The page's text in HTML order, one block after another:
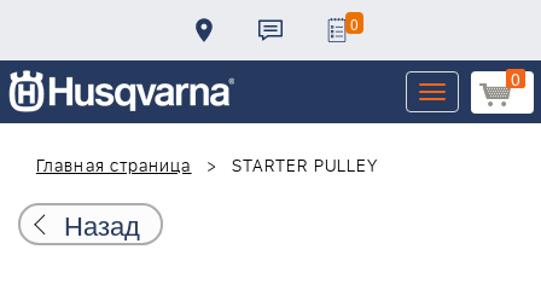
0
0
Toggle
navigation
Главная страница
STARTER PULLEY
Назад